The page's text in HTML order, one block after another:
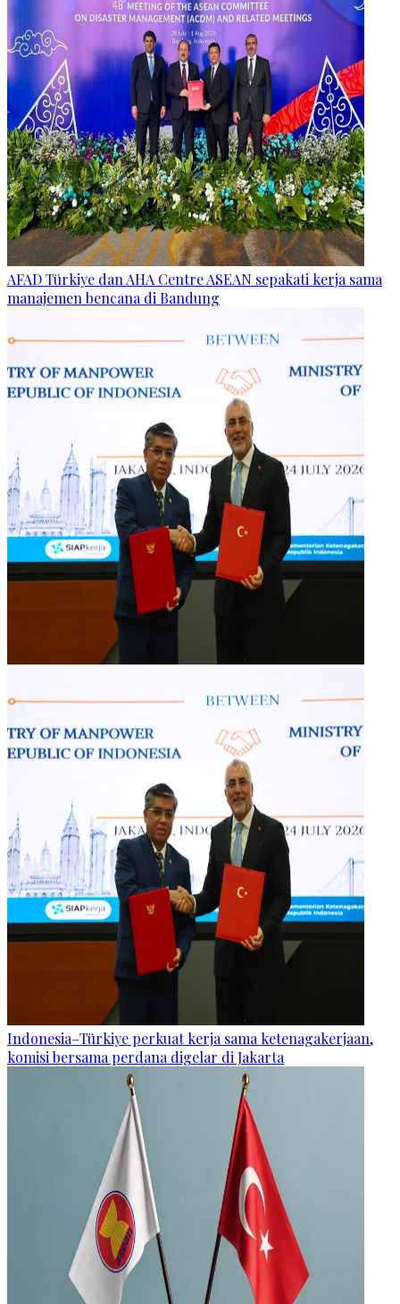
AFAD Türkiye dan AHA Centre ASEAN sepakati kerja sama
manajemen bencana di Bandung
Indonesia–Türkiye perkuat kerja sama ketenagakerjaan,
komisi bersama perdana digelar di Jakarta